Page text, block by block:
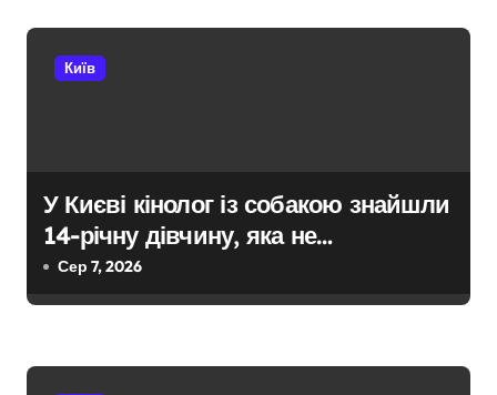
с
Київ
У Києві кінолог із собакою знайшли
14-річну дівчину, яка не
повернулася додому після
конфлікту
Сер 7, 2026